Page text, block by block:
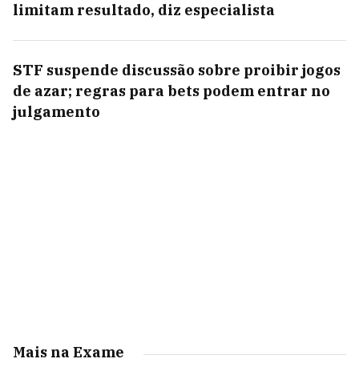
limitam resultado, diz especialista
STF suspende discussão sobre proibir jogos
de azar; regras para bets podem entrar no
julgamento
Mais na Exame